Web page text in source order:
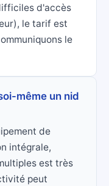
d'accès
le tarif est
le
même un nid
de
intégrale,
est très
peut